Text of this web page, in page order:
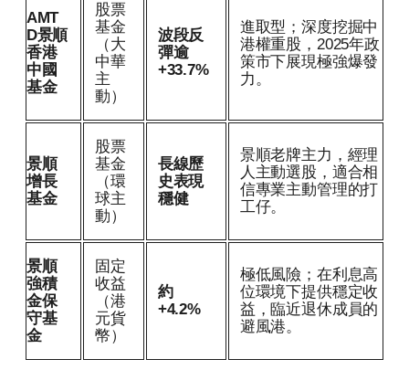
AMT
D景順
香港
中國
基金
股票
基金
（大
中華
主
動）
波段反
彈逾
+33.7%
進取型；深度挖掘中
港權重股，2025年政
策市下展現極強爆發
力。
景順
增長
基金
股票
基金
（環
球主
動）
長線歷
史表現
穩健
景順老牌主力，經理
人主動選股，適合相
信專業主動管理的打
工仔。
景順
強積
金保
守基
金
固定
收益
（港
元貨
幣）
約
+4.2%
極低風險；在利息高
位環境下提供穩定收
益，臨近退休成員的
避風港。